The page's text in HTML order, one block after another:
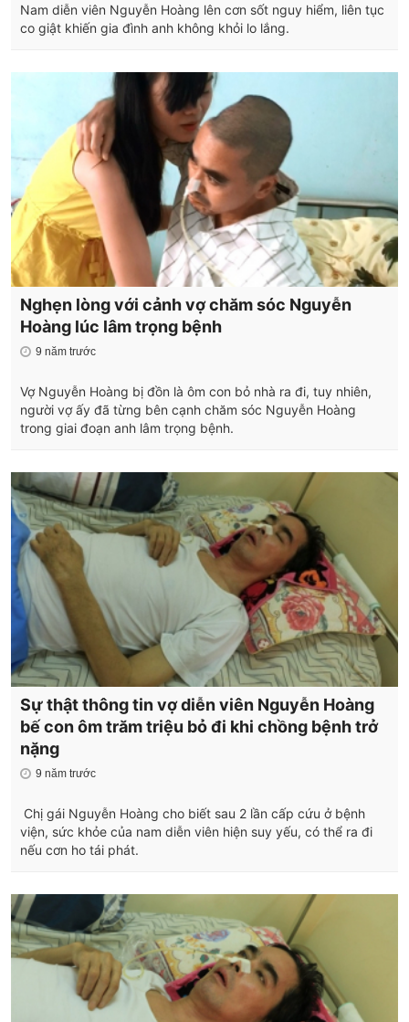
Nam diễn viên Nguyễn Hoàng lên cơn sốt nguy hiểm, liên tục
co giật khiến gia đình anh không khỏi lo lắng.
Nghẹn lòng với cảnh vợ chăm sóc Nguyễn
Hoàng lúc lâm trọng bệnh
9 năm trước
Vợ Nguyễn Hoàng bị đồn là ôm con bỏ nhà ra đi, tuy nhiên,
người vợ ấy đã từng bên cạnh chăm sóc Nguyễn Hoàng
trong giai đoạn anh lâm trọng bệnh.
Sự thật thông tin vợ diễn viên Nguyễn Hoàng
bế con ôm trăm triệu bỏ đi khi chồng bệnh trở
nặng
9 năm trước
Chị gái Nguyễn Hoàng cho biết sau 2 lần cấp cứu ở bệnh
viện, sức khỏe của nam diễn viên hiện suy yếu, có thể ra đi
nếu cơn ho tái phát.